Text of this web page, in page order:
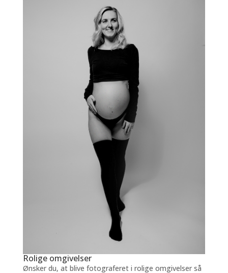
Rolige omgivelser
Ønsker du, at blive fotograferet i rolige omgivelser så